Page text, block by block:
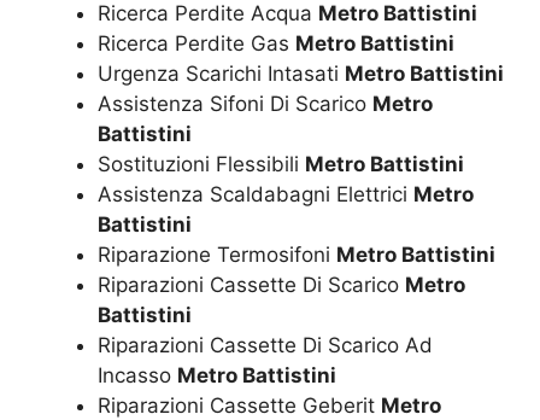
Ricerca Perdite Acqua Metro Battistini
Ricerca Perdite Gas Metro Battistini
Urgenza Scarichi Intasati Metro Battistini
Assistenza Sifoni Di Scarico Metro
Battistini
Sostituzioni Flessibili Metro Battistini
Assistenza Scaldabagni Elettrici Metro
Battistini
Riparazione Termosifoni Metro Battistini
Riparazioni Cassette Di Scarico Metro
Battistini
Riparazioni Cassette Di Scarico Ad
Incasso Metro Battistini
Riparazioni Cassette Geberit Metro